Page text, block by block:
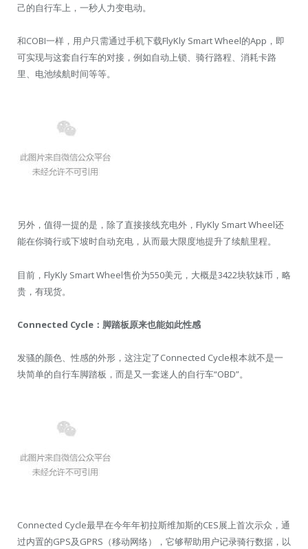
己的自行车上，一秒人力变电动。
和COBI一样，用户只需通过手机下载FlyKly Smart Wheel的App，即
可实现与这套自行车的对接，例如自动上锁、骑行路程、消耗卡路
里、电池续航时间等等。
另外，值得一提的是，除了直接接线充电外，FlyKly Smart Wheel还
能在你骑行或下坡时自动充电，从而最大限度地提升了续航里程。
目前，FlyKly Smart Wheel售价为550美元，大概是3422块软妹币，略
贵，有现货。
Connected Cycle：脚踏板原来也能如此性感
发骚的颜色、性感的外形，这注定了Connected Cycle根本就不是一
块简单的自行车脚踏板，而是又一套迷人的自行车“OBD”。
Connected Cycle最早在今年年初拉斯维加斯的CES展上首次示众，通
过内置的GPS及GPRS（移动网络），它够帮助用户记录骑行数据，以